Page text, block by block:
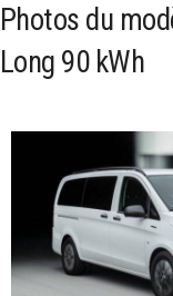
Photos du
Long 90 kWh